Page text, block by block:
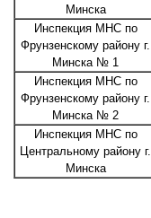
Минска
Инспекция МНС по
Фрунзенскому району г.
Минска № 1
Инспекция МНС по
Фрунзенскому району г.
Минска № 2
Инспекция МНС по
Центральному району г.
Минска